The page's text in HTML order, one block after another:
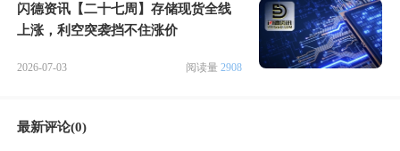
闪德资讯【二十七周】存储现货全线
上涨，利空突袭挡不住涨价
2026-07-03 阅读量 2908
最新评论(0)